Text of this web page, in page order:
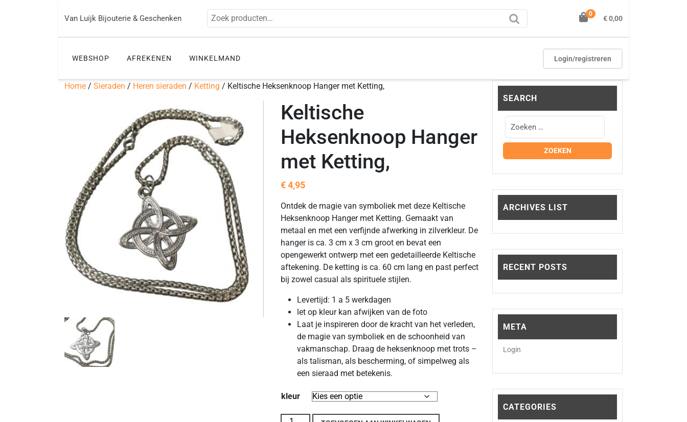
naar
Van Luijk Bijouterie & Geschenken Zoeken naar: 0
€ 0,00
WEBSHOP AFREKENEN WINKELMAND Login/registreren
Home / Sieraden / Heren sieraden / Ketting / Keltische Heksenknoop Hanger met Ketting,
Keltische
Heksenknoop Hanger
met Ketting,
€4,95
Ontdek de magie van symboliek met deze Keltische
Heksenknoop Hanger met Ketting. Gemaakt van
metaal en met een verfijnde afwerking in zilverkleur. De
hanger is ca. 3 cm x 3 cm groot en bevat een
opengewerkt ontwerp met een gedetailleerde Keltische
aftekening. De ketting is ca. 60 cm lang en past perfect
bij zowel casual als spirituele stijlen.
Levertijd: 1 a 5 werkdagen
let op kleur kan afwijken van de foto
Laat je inspireren door de kracht van het verleden,
de magie van symboliek en de schoonheid van
vakmanschap. Draag de heksenknoop met trots –
als talisman, als bescherming, of simpelweg als
een sieraad met betekenis.
kleur
Keltische Heksenknoop Hanger met Ketting, aantal
SEARCH
ARCHIVES LIST
RECENT POSTS
META
Login
CATEGORIES